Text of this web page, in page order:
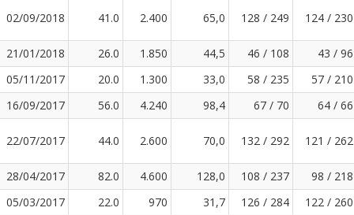
02/09/2018 41.0 2.400 65,0 128 / 249 124 / 230
21/01/2018 26.0 1.850 44,5 46 / 108
43 / 96
05/11/2017 20.0 1.300 33,0 58 / 235
57 / 210
16/09/2017 56.0 4.240 98,4 67 / 70
64 / 66
22/07/2017 44.0 2.600 70,0 132 / 292 121 / 262
28/04/2017 82.0 4.600 128,0 108 / 237
98 / 218
05/03/2017 22.0 970 31,7 126 / 284
122 / 260